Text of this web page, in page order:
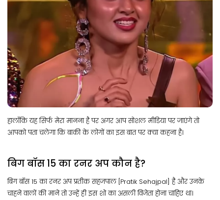
हालाँकि यह सिर्फ मेरा मानना है पर अगर आप सोशल मीडिया पर जाएंगे तो
आपको पता चलेगा कि बाकी के लोगों का इस बात पर क्या कहना है।
बिग बॉस 15 का रनर अप कौन है?
बिग बॉस 15 का रनर अप प्रतीक सहजपाल [Pratik Sehajpal] है और उनके
चाहने वालों की माने तो उन्हें ही इस शो का असली विजेता होना चाहिए था।